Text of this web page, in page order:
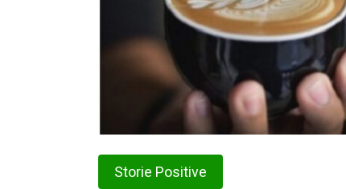
Storie Positive